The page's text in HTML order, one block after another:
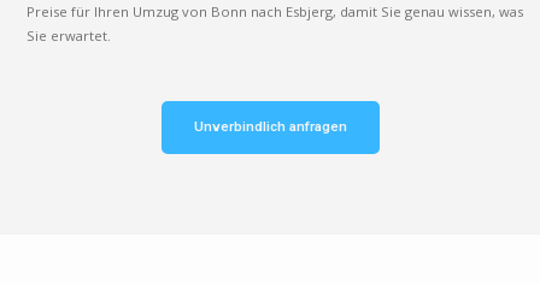
Preise für Ihren Umzug von Bonn nach Esbjerg, damit Sie genau wissen, was
Sie erwartet.
Unverbindlich anfragen